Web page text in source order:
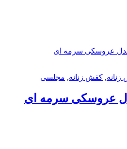
زنانه,مجلسی
سرمه ای